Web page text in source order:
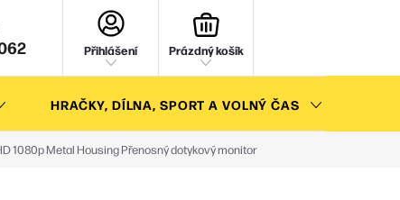
Přihlášení Prázdný košík
HRAČKY, DÍLNA, SPORT A VOLNÝ ČAS
1080p Metal Housing Přenosný dotykový monitor